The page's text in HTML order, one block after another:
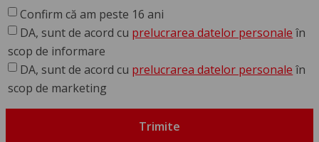
Confirm că am peste 16 ani
DA, sunt de acord cu prelucrarea datelor personale în
scop de informare
DA, sunt de acord cu prelucrarea datelor personale în
scop de marketing
Trimite